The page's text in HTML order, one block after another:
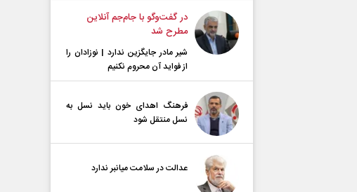
در گفت‌و‌گو با جام‌جم آنلاین
مطرح شد
شیر مادر جایگزین ندارد | نوزادان را
از فواید آن محروم نکنیم
فرهنگ اهدای خون باید نسل به
نسل منتقل شود
عدالت در سلامت میانبر ندارد